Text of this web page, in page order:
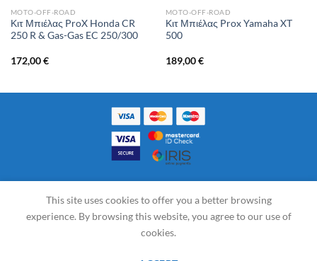
MOTO-OFF-ROAD
Κιτ Μπιέλας ProX Honda CR
250 R & Gas-Gas EC 250/300
172,00€
MOTO-OFF-ROAD
Κιτ Μπιέλας Prox Yamaha XT
500
189,00€
ΠΟΛΙΤΙΚΉ ΕΠΙΣΤΡΟΦΏΝ
ΤΑΜΕΊΟ ΚΑΛΆΘΙ
Γ.Ε.ΜΗ.: 18720780600
This site uses cookies to offer you a better browsing
experience. By browsing this website, you agree to our use of
cookies.